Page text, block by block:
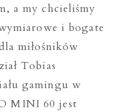
a my chcieliśmy
i bogate
miłośników
Tobias
gamingu w
MINI 60 jest